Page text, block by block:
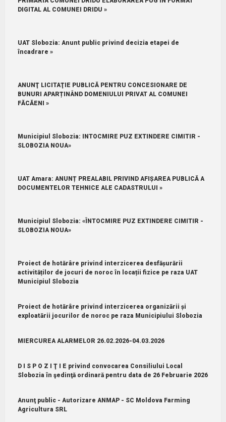
DIGITAL AL COMUNEI DRIDU »
UAT Slobozia: Anunt public privind decizia etapei de
încadrare »
ANUNŢ LICITAŢIE PUBLICĂ PENTRU CONCESIONARE DE
BUNURI APARȚINÂND DOMENIULUI PRIVAT AL COMUNEI
FĂCĂENI »
Municipiul Slobozia: INTOCMIRE PUZ EXTINDERE CIMITIR -
SLOBOZIA NOUA»
UAT Amara: ANUNȚ PREALABIL PRIVIND AFIȘAREA PUBLICĂ A
DOCUMENTELOR TEHNICE ALE CADASTRULUI »
Municipiul Slobozia: «ÎNTOCMIRE PUZ EXTINDERE CIMITIR -
SLOBOZIA NOUA»
Proiect de hotărâre privind interzicerea desfășurării
activităților de jocuri de noroc în locații fizice pe raza UAT
Municipiul Slobozia
Proiect de hotărâre privind interzicerea organizării și
exploatării jocurilor de noroc pe raza Municipiului Slobozia
MIERCUREA ALARMELOR 26.02.2026-04.03.2026
D I S P O Z I Ţ I E privind convocarea Consiliului Local
Slobozia în şedinţă ordinară pentru data de 26 Februarie 2026
Anunţ public - Autorizare ANMAP - SC Moldova Farming
Agricultura SRL